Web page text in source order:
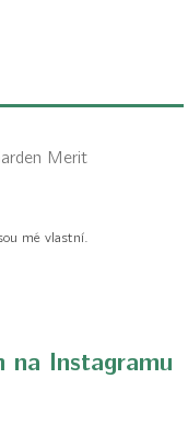
Merit
mé vlastní.
na Instagramu